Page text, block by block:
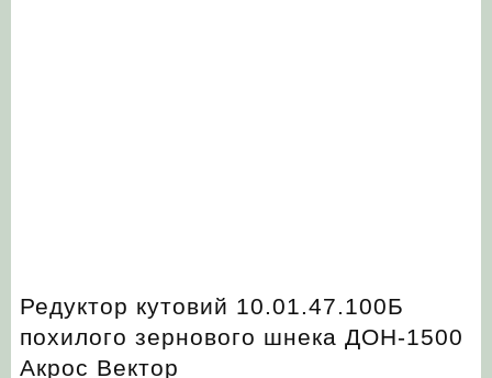
Редуктор кутовий 10.01.47.100Б
похилого зернового шнека ДОН-1500
Акрос Вектор